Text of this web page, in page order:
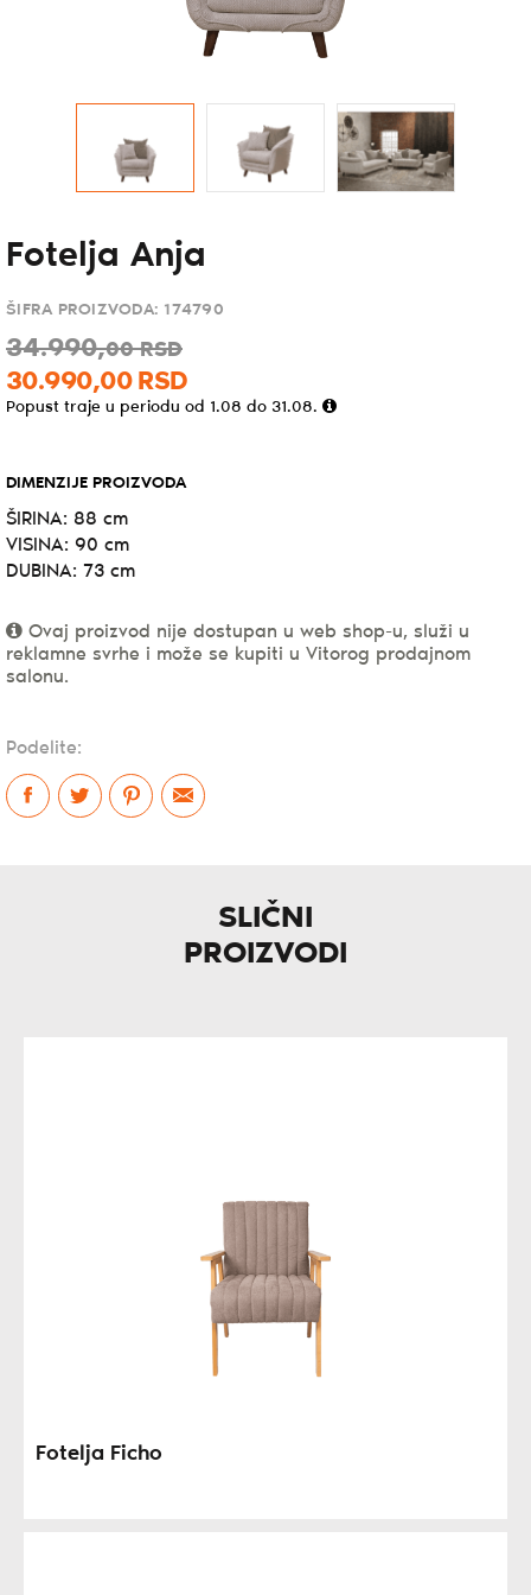
Fotelja Anja
ŠIFRA PROIZVODA: 174790
34.990,00 RSD
30.990,00 RSD
Popust traje u periodu od 1.08 do 31.08.
DIMENZIJE PROIZVODA
ŠIRINA: 88 cm
VISINA: 90 cm
DUBINA: 73 cm
Ovaj proizvod nije dostupan u web shop-u, služi u
reklamne svrhe i može se kupiti u Vitorog prodajnom
salonu.
Podelite:
SLIČNI
PROIZVODI
Fotelja Ficho